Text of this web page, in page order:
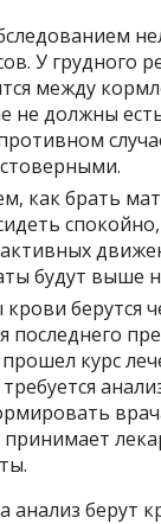
У грудного
между
не должны
как брать
будут выше
берутся
последнего
курс
анализ берут